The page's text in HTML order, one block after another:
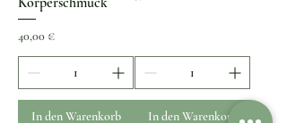
Preis
40,00 €
In den Warenkorb In den Warenkorb